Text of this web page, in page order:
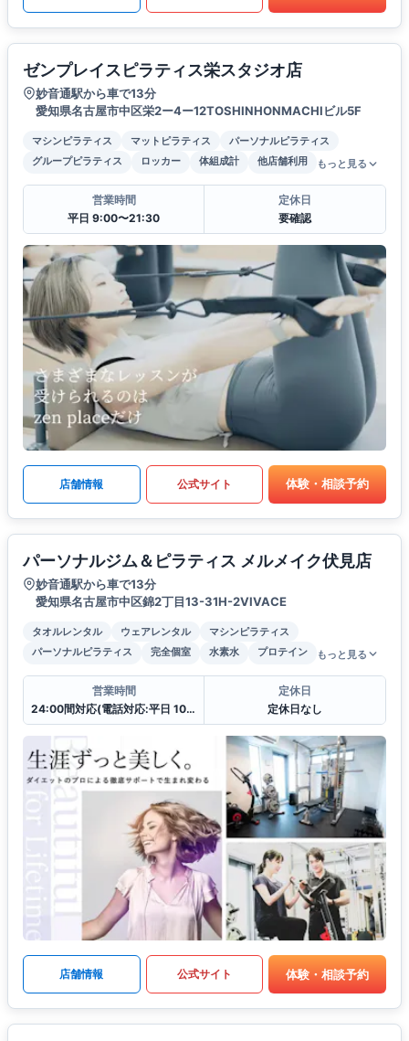
ゼンプレイスピラティス栄スタジオ店
妙音通駅から車で13分
愛知県名古屋市中区栄2ー4ー12TOSHINHONMACHIビル5F
マシンピラティス マットピラティス
パーソナルピラティス
グループピラティス
ロッカー 体組成計 他店舗利用 もっと見る
営業時間
平日 9:00〜21:30
定休日
要確認
店舗情報 公式サイト 体験・相談予約
パーソナルジム＆ピラティス メルメイク伏見店
妙音通駅から車で13分
愛知県名古屋市中区錦2丁目13-31H-2VIVACE
タオルレンタル ウェアレンタル
マシンピラティス
パーソナルピラティス
完全個室 水素水 プロテイン もっと見る
営業時間
24:00間対応(電話対応:平日 10:00〜19:00
定休日
定休日なし
店舗情報 公式サイト 体験・相談予約